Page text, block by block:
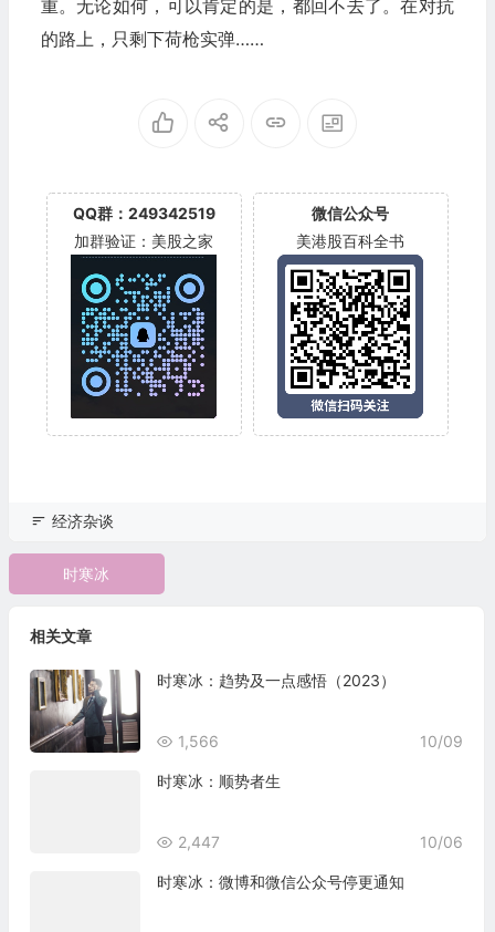
重。无论如何，可以肯定的是，都回不去了。在对抗
的路上，只剩下荷枪实弹……
QQ群：249342519
加群验证：美股之家
微信公众号
美港股百科全书
经济杂谈
时寒冰
相关文章
时寒冰：趋势及一点感悟（2023）
10/09
1,566
时寒冰：顺势者生
10/06
2,447
时寒冰：微博和微信公众号停更通知